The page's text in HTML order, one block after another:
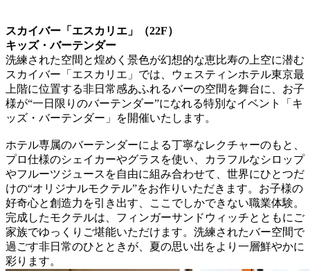
スカイバー「エスカリエ」（22F）
キッズ・バーテンダー
洗練された空間と煌めく景色が幻想的な恵比寿の上空に潜む
スカイバー「エスカリエ」では、ウェスティンホテル東京最
上階に位置する非日常感あふれるバーの空間を舞台に、お子
様が“一日限りのバーテンダー”になれる特別なイベント「キ
ッズ・バーテンダー」を開催いたします。
ホテル専属のバーテンダーによる丁寧なレクチャーのもと、
プロ仕様のシェイカーやグラスを使い、カラフルなシロップ
やフルーツジュースを自由に組み合わせて、世界にひとつだ
けの“オリジナルモクテル”をお作りいただきます。お子様の
好奇心と創造力を引き出す、ここでしかできない職業体験。
完成したモクテルは、フィンガーサンドウィッチとともにご
家族でゆっくりご堪能いただけます。洗練されたバー空間で
過ごす非日常のひとときが、夏の思い出をより一層鮮やかに
彩ります。